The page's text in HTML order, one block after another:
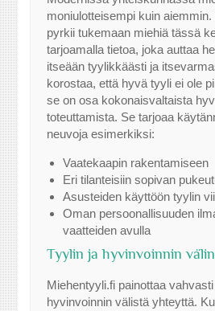
moniulotteisempi kuin
pyrkii tukemaan miehiä tässä
tarjoamalla tietoa, joka auttaa
itseään tyylikkäästi ja
korostaa, että hyvä tyyli ei ole
se on osa kokonaisvaltaista
toteuttamista. Se tarjoaa
neuvoja esimerkiksi:
Vaatekaapin rakentamiseen
Eri tilanteisiin sopivan
Asusteiden käyttöön tyylin
Oman persoonallisuuden
vaatteiden avulla
Tyylin ja hyvinvoinnin
Miehentyyli.fi painottaa
hyvinvoinnin välistä yhteyttä.